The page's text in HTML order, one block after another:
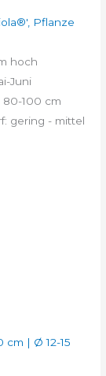
Pflanze
hoch
Juni
80-100 cm
gering - mittel
cm | Ø 12-15